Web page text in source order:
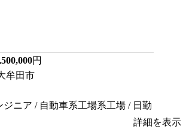
円
牟田市
ジニア / 自動車系工場系工場 / 日勤
詳細を表示